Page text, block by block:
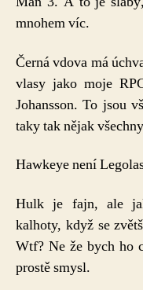
mnohem víc.
Černá vdova má
vlasy jako moje
Johansson. To jsou
taky tak nějak
Hawkeye není
Hulk je fajn, ale
kalhoty, když se
Wtf? Ne že bych ho
prostě smysl.